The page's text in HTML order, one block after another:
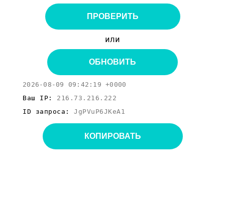
ПРОВЕРИТЬ
или
ОБНОВИТЬ
2026-08-09 09:42:19 +0000
Ваш IP: 216.73.216.222
ID запроса: JgPVuP6JKeA1
КОПИРОВАТЬ